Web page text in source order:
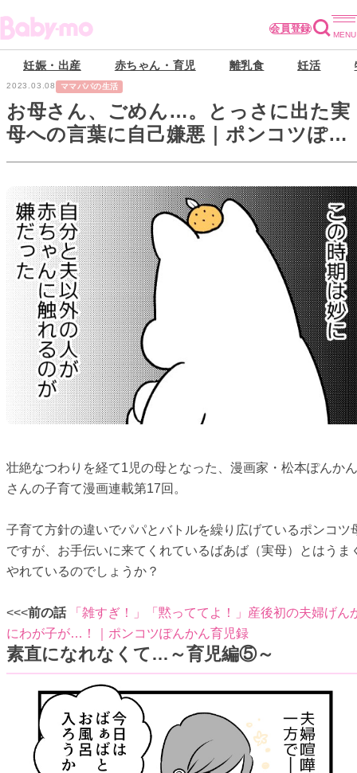
会員登録
妊娠・出産 赤ちゃん・育児 離乳食 妊活
2023.03.08 ママパパの生活
お母さん、ごめん…。とっさに出た実
母への言葉に自己嫌悪｜ポンコツぽん
かん育児録
壮絶なつわりを経て1児の母となった、漫画家・松本ぽんかん
さんの子育て漫画連載第17回。
子育て方針の違いでパパとバトルを繰り広げているポンコツ
ですが、お手伝いに来てくれているばあば（実母）とはうま
やれているのでしょうか？
<<<前の話
「雑すぎ！」「黙っててよ！」産後初の夫婦げん
にわが子が…！｜ポンコツぽんかん育児録
素直になれなくて…～育児編⑤～